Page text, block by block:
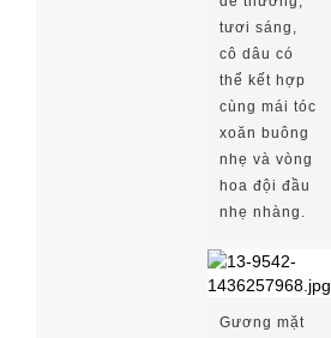
tươi sáng,
cô dâu có
thể kết hợp
cùng mái tóc
xoăn buông
nhẹ và vòng
hoa đội đầu
nhẹ nhàng.
Gương mặt